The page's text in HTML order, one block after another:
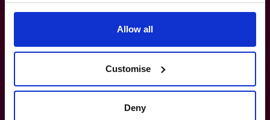
Allow all
Customise
Deny
你们如何为我的企业匹配首席财务官？
你们的 CFO 是否涵盖特定行业或不同规模的企
业？